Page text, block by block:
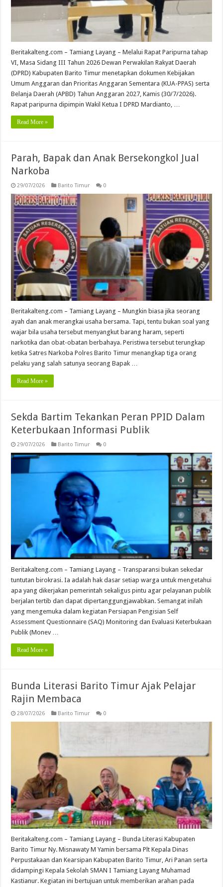
Beritakalteng.com – Tamiang Layang – Melalui Rapat Paripurna tahap
VI, Masa Sidang III Tahun 2026 Dewan Perwakilan Rakyat Daerah
(DPRD) Kabupaten Barito Timur menetapkan dokumen Kebijakan
Umum Anggaran dan Prioritas Anggaran Sementara (KUA-PPAS) serta
Belanja Daerah (APBD) Tahun Anggaran 2027, Kamis (30/7/2026).
Rapat paripurna dipimpin Wakil Ketua I DPRD Mardianto, …
Read More »
Parah, Bapak dan Anak Bersekongkol Jual
Narkoba
29/07/2026 Barito Timur 0
Beritakalteng.com – Tamiang Layang – Mungkin biasa jika seorang
ayah dan anak merangkai usaha bersama. Tapi, tentu bukan soal yang
wajar bila usaha tersebut menyangkut barang haram, seperti
narkotika dan obat-obatan berbahaya. Peristiwa tersebut terungkap
ketika Satres Narkoba Polres Barito Timur menangkap tiga orang
pelaku yang salah satunya seorang Bapak …
Read More »
Sekda Bartim Tekankan Peran PPID Dalam
Keterbukaan Informasi Publik
29/07/2026 Barito Timur 0
Beritakalteng.com – Tamiang Layang – Transparansi bukan sekedar
tuntutan birokrasi. Ia adalah hak dasar setiap warga untuk mengetahui
apa yang dikerjakan pemerintah sekaligus pintu agar pelayanan publik
berjalan tertib dan dapat dipertanggungjawabkan. Semangat inilah
yang mengemuka dalam kegiatan Persiapan Pengisian Self
Assessment Questionnaire (SAQ) Monitoring dan Evaluasi Keterbukaan
Publik (Monev …
Read More »
Bunda Literasi Barito Timur Ajak Pelajar
Rajin Membaca
28/07/2026 Barito Timur 0
Beritakalteng.com – Tamiang Layang – Bunda Literasi Kabupaten
Barito Timur Ny. Misnawaty M Yamin bersama Plt Kepala Dinas
Perpustakaan dan Kearsipan Kabupaten Barito Timur, Ari Panan serta
didampingi Kepala Sekolah SMAN I Tamiang Layang Muhamad
Kastianur. Kegiatan ini bertujuan untuk memberikan arahan pada